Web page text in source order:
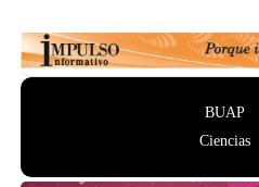
BUAP
Ciencias